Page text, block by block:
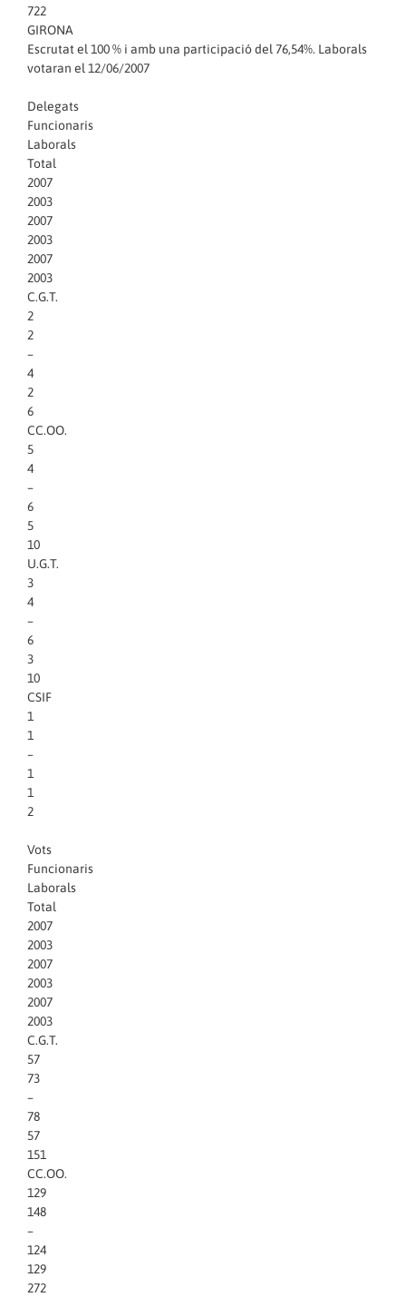
722
GIRONA
Escrutat el 100 % i amb una participació del 76,54%. Laborals
votaran el 12/06/2007
Delegats
Funcionaris
Laborals
Total
2007
2003
2007
2003
2007
2003
C.G.T.
2
2
–
4
2
6
CC.OO.
5
4
–
6
5
10
U.G.T.
3
4
–
6
3
10
CSIF
1
1
–
1
1
2
Vots
Funcionaris
Laborals
Total
2007
2003
2007
2003
2007
2003
C.G.T.
57
73
–
78
57
151
CC.OO.
129
148
–
124
129
272